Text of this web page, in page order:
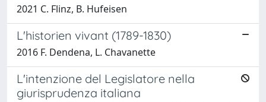
2021 C. Flinz, B. Hufeisen
L'historien vivant (1789-1830)
2016 F. Dendena, L. Chavanette
L'intenzione del Legislatore nella
giurisprudenza italiana